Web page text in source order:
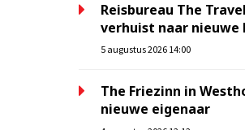
Reisbureau The
verhuist naar nieuwe
5 augustus 2026 14:00
The Friezinn in
nieuwe eigenaar